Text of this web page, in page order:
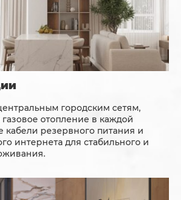
городским сетям,
отопление в каждой
кабели резервного питания и
интернета для стабильного и